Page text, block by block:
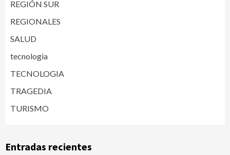
REGIÓN SUR
REGIONALES
SALUD
tecnologia
TECNOLOGIA
TRAGEDIA
TURISMO
Entradas recientes